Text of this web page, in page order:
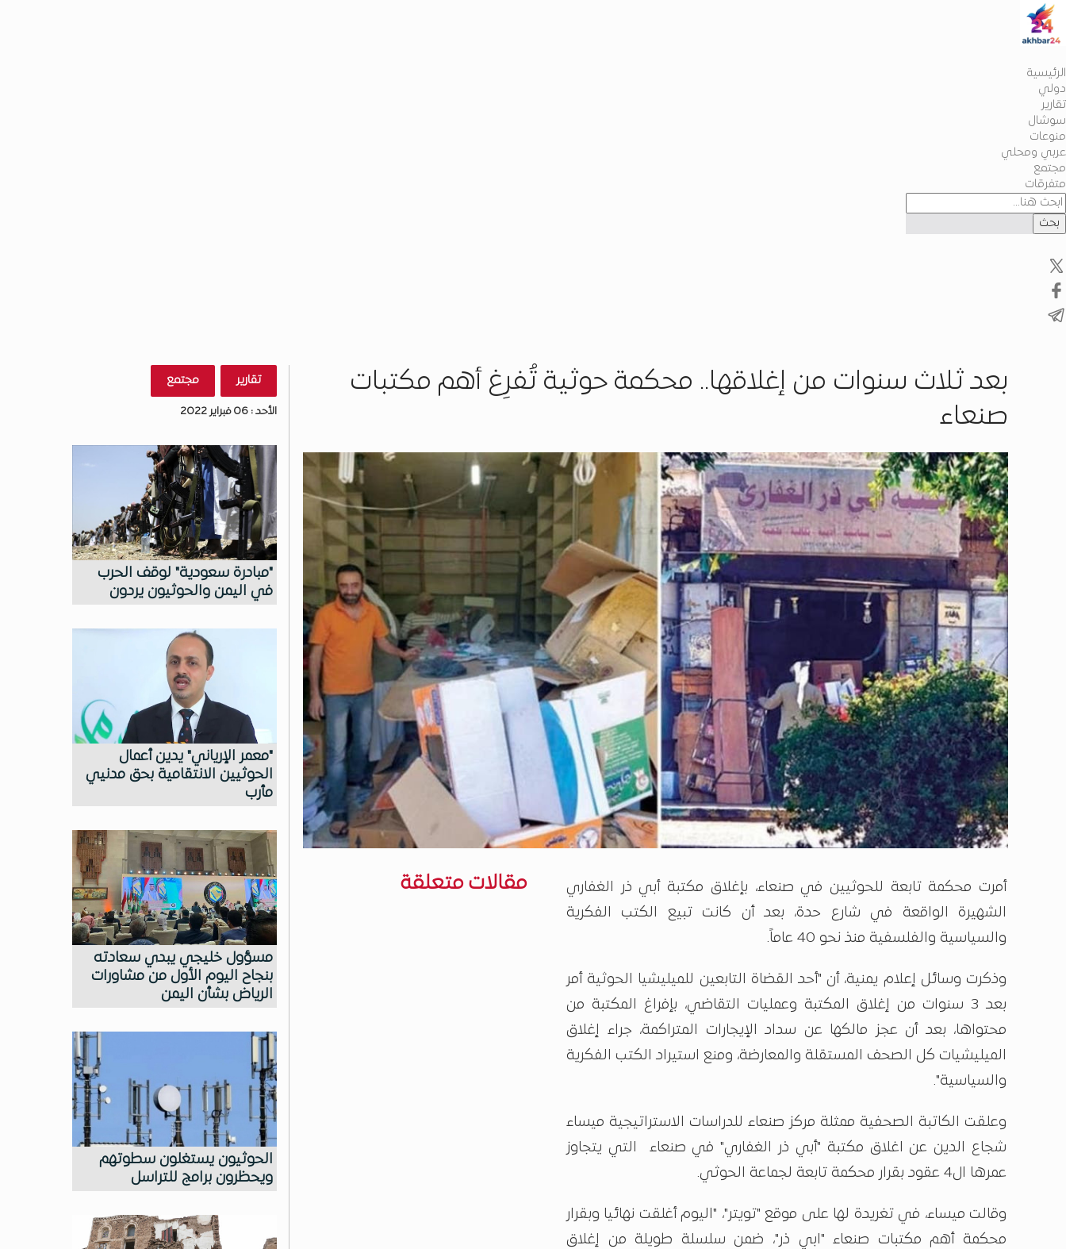
الرئيسية
دولي
تقارير
سوشال
منوعات
عربي ومحلي
مجتمع
متفرقات
بحث
بعد ثلاث سنوات من إغلاقها.. محكمة حوثية تُفرِغ أهم مكتبات
صنعاء
أمرت محكمة تابعة للحوثيين في صنعاء، بإغلاق مكتبة أبي ذر الغفاري
الشهيرة الواقعة في شارع حدة، بعد أن كانت تبيع الكتب الفكرية
والسياسية والفلسفية منذ نحو 40 عاماً.
وذكرت وسائل إعلام يمنية، أن "أحد القضاة التابعين للميليشيا الحوثية أمر
بعد 3 سنوات من إغلاق المكتبة وعمليات التقاضي، بإفراغ المكتبة من
محتواها، بعد أن عجز مالكها عن سداد الإيجارات المتراكمة، جراء إغلاق
الميليشيات كل الصحف المستقلة والمعارضة، ومنع استيراد الكتب الفكرية
والسياسية".
وعلقت الكاتبة الصحفية ممثلة مركز صنعاء للدراسات الاستراتيجية ميساء
شجاع الدين عن اغلاق مكتبة "أبي ذر الغفاري" في صنعاء التي يتجاوز
عمرها ال4 عقود بقرار محكمة تابعة لجماعة الحوثي.
وقالت ميساء، في تغريدة لها على موقع "تويتر"، "اليوم أغلقت نهائيا وبقرار
محكمة أهم مكتبات صنعاء "ابي ذر"، ضمن سلسلة طويلة من إغلاق
مقالات متعلقة
تقارير مجتمع
الأحد : 06 فبراير 2022
"مبادرة سعودية" لوقف الحرب
في اليمن والحوثيون يردون
"معمر الإرياني" يدين أعمال
الحوثيين الانتقامية بحق مدنيي
مأرب
مسؤول خليجي يبدي سعادته
بنجاح اليوم الأول من مشاورات
الرياض بشأن اليمن
الحوثيون يستغلون سطوتهم
ويحظرون برامج للتراسل